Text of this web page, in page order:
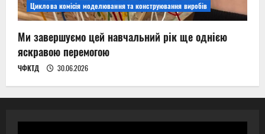
Циклова комісія моделювання та конструювання виробів
Ми завершуємо цей навчальний рік ще однією
яскравою перемогою
ЧФКТД 30.06.2026